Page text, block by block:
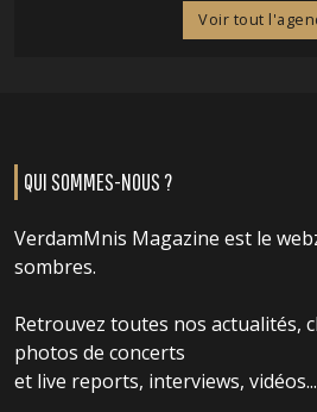
Voir tout
QUI SOMMES-NOUS ?
VerdamMnis Magazine est le
sombres.
Retrouvez toutes nos actualités,
photos de concerts
et live reports, interviews, vidéos...